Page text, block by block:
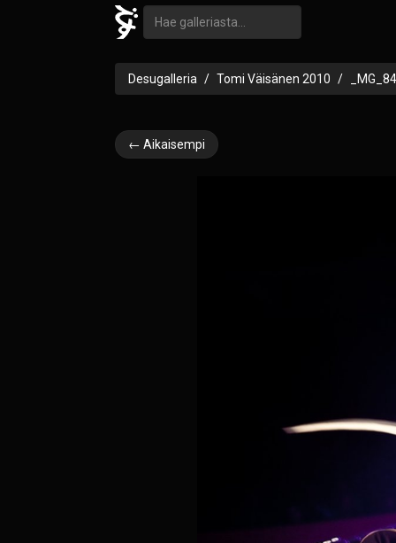
Desugalleria Tomi Väisänen 2010
← Aikaisempi